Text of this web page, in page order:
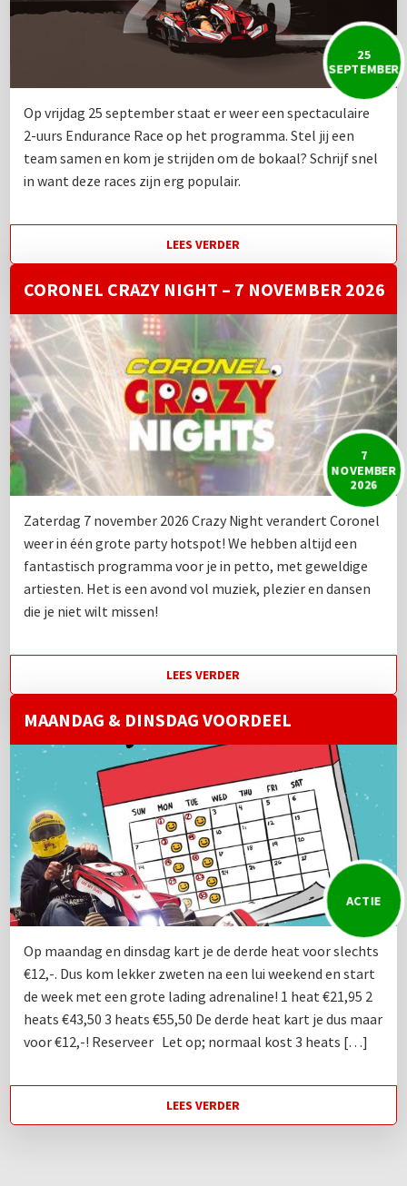
25
SEPTEMBER
Op vrijdag 25 september staat er weer een spectaculaire
2-uurs Endurance Race op het programma. Stel jij een
team samen en kom je strijden om de bokaal? Schrijf snel
in want deze races zijn erg populair.
LEES VERDER
CORONEL CRAZY NIGHT – 7 NOVEMBER 2026
7
NOVEMBER
2026
Zaterdag 7 november 2026 Crazy Night verandert Coronel
weer in één grote party hotspot! We hebben altijd een
fantastisch programma voor je in petto, met geweldige
artiesten. Het is een avond vol muziek, plezier en dansen
die je niet wilt missen!
LEES VERDER
MAANDAG & DINSDAG VOORDEEL
ACTIE
Op maandag en dinsdag kart je de derde heat voor slechts
€12,-. Dus kom lekker zweten na een lui weekend en start
de week met een grote lading adrenaline! 1 heat €21,95 2
heats €43,50 3 heats €55,50 De derde heat kart je dus maar
voor €12,-! Reserveer Let op; normaal kost 3 heats […]
LEES VERDER